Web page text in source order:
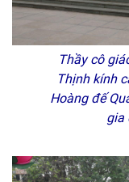
Thầy cô
Thịnh kính
Hoàng đế
gia